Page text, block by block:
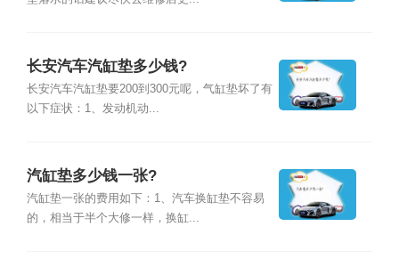
长安汽车汽缸垫多少钱?
长安汽车汽缸垫要200到300元呢，气缸垫坏了有
以下症状：1、发动机动...
汽缸垫多少钱一张?
汽缸垫一张的费用如下：1、汽车换缸垫不容易
的，相当于半个大修一样，换缸...